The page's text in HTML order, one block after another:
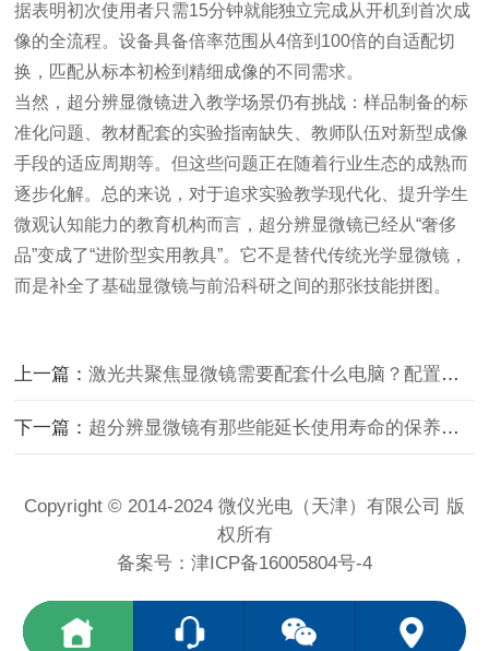
据表明初次使用者只需15分钟就能独立完成从开机到首次成
像的全流程。设备具备倍率范围从4倍到100倍的自适配切
换，匹配从标本初检到精细成像的不同需求。
当然，超分辨显微镜进入教学场景仍有挑战：样品制备的标
准化问题、教材配套的实验指南缺失、教师队伍对新型成像
手段的适应周期等。但这些问题正在随着行业生态的成熟而
逐步化解。总的来说，对于追求实验教学现代化、提升学生
微观认知能力的教育机构而言，超分辨显微镜已经从“奢侈
品”变成了“进阶型实用教具”。它不是替代传统光学显微镜，
而是补全了基础显微镜与前沿科研之间的那张技能拼图。
上一篇：激光共聚焦显微镜需要配套什么电脑？配置要求介绍
下一篇： 超分辨显微镜有那些能延长使用寿命的保养技巧
Copyright © 2014-2024 微仪光电（天津）有限公司 版
权所有
备案号： 津ICP备16005804号-4